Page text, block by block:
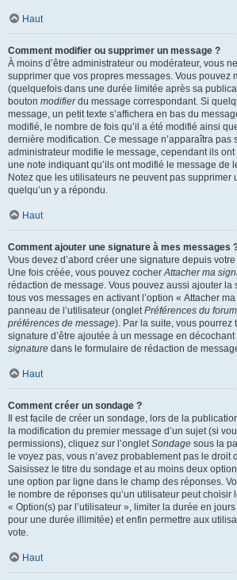
Haut
Comment modifier ou supprimer un message ?
À moins d’être administrateur ou modérateur, vous
supprimer que vos propres messages. Vous pouvez
(quelquefois dans une durée limitée après sa
bouton modifierdu message correspondant. Si
message, un petit texte s’affichera en bas du
modifié, le nombre de fois qu’il a été modifié ainsi
dernière modification. Ce message n’apparaîtra pas
administrateur modifie le message, cependant ils
une note indiquant qu’ils ont modifié le message de
Notez que les utilisateurs ne peuvent pas supprimer
quelqu’un y a répondu.
Haut
Comment ajouter une signature à mes messages
Vous devez d’abord créer une signature depuis
Une fois créée, vous pouvez cocherAttacher ma
rédaction de message. Vous pouvez aussi ajouter la
tous vos messages en activant l’option « Attacher
panneau de l’utilisateur (ongletPréférences du
préférences de message). Par la suite, vous pourrez
signature d’être ajoutée à un message en
signature dans le formulaire de rédaction de
Haut
Comment créer un sondage ?
Il est facile de créer un sondage, lors de la
la modification du premier message d’un sujet (si
permissions), cliquez sur l’ongletSondage sous la
le voyez pas, vous n’avez probablement pas le droit
Saisissez le titre du sondage et au moins deux
une option par ligne dans le champ des réponses.
le nombre de réponses qu’un utilisateur peut choisir
« Option(s) par l’utilisateur », limiter la durée en
pour une durée illimitée) et enfin permettre aux
vote.
Haut